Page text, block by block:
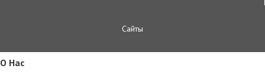
Сайты
O Hac